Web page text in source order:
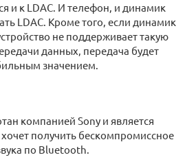
и к LDAC. И телефон, и динамик
LDAC. Кроме того, если динамик
не поддерживает такую
данных, передача будет
значением.
компанией Sony и является
получить бескомпромиссное
по Bluetooth.